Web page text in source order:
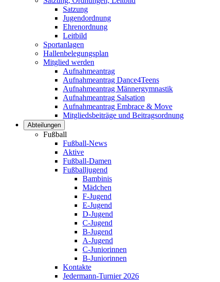
Satzung
Jugendordnung
Ehrenordnung
Leitbild
Sportanlagen
Hallenbelegungsplan
Mitglied werden
Aufnahmeantrag
Aufnahmeantrag Dance4Teens
Aufnahmeantrag Männergymnastik
Aufnahmeantrag Salsation
Aufnahmeantrag Embrace & Move
Mitgliedsbeiträge und Beitragsordnung
Abteilungen
Fußball
Fußball-News
Aktive
Fußball-Damen
Fußballjugend
Bambinis
Mädchen
F-Jugend
E-Jugend
D-Jugend
C-Jugend
B-Jugend
A-Jugend
C-Juniorinnen
B-Juniorinnen
Kontakte
Jedermann-Turnier 2026